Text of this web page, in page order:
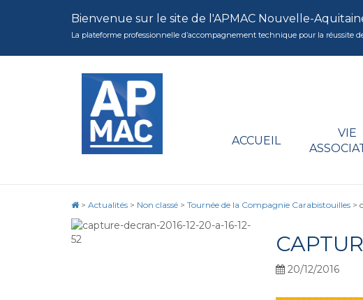
Bienvenue sur le site de l'APMAC Nouvelle-
La plateforme professionnelle d’accompagnement technique pour la réussite
ACCUEIL
VIE
> Actualités > Non classé > Tournée de la Compagnie Carabistouilles >
20/12/2016